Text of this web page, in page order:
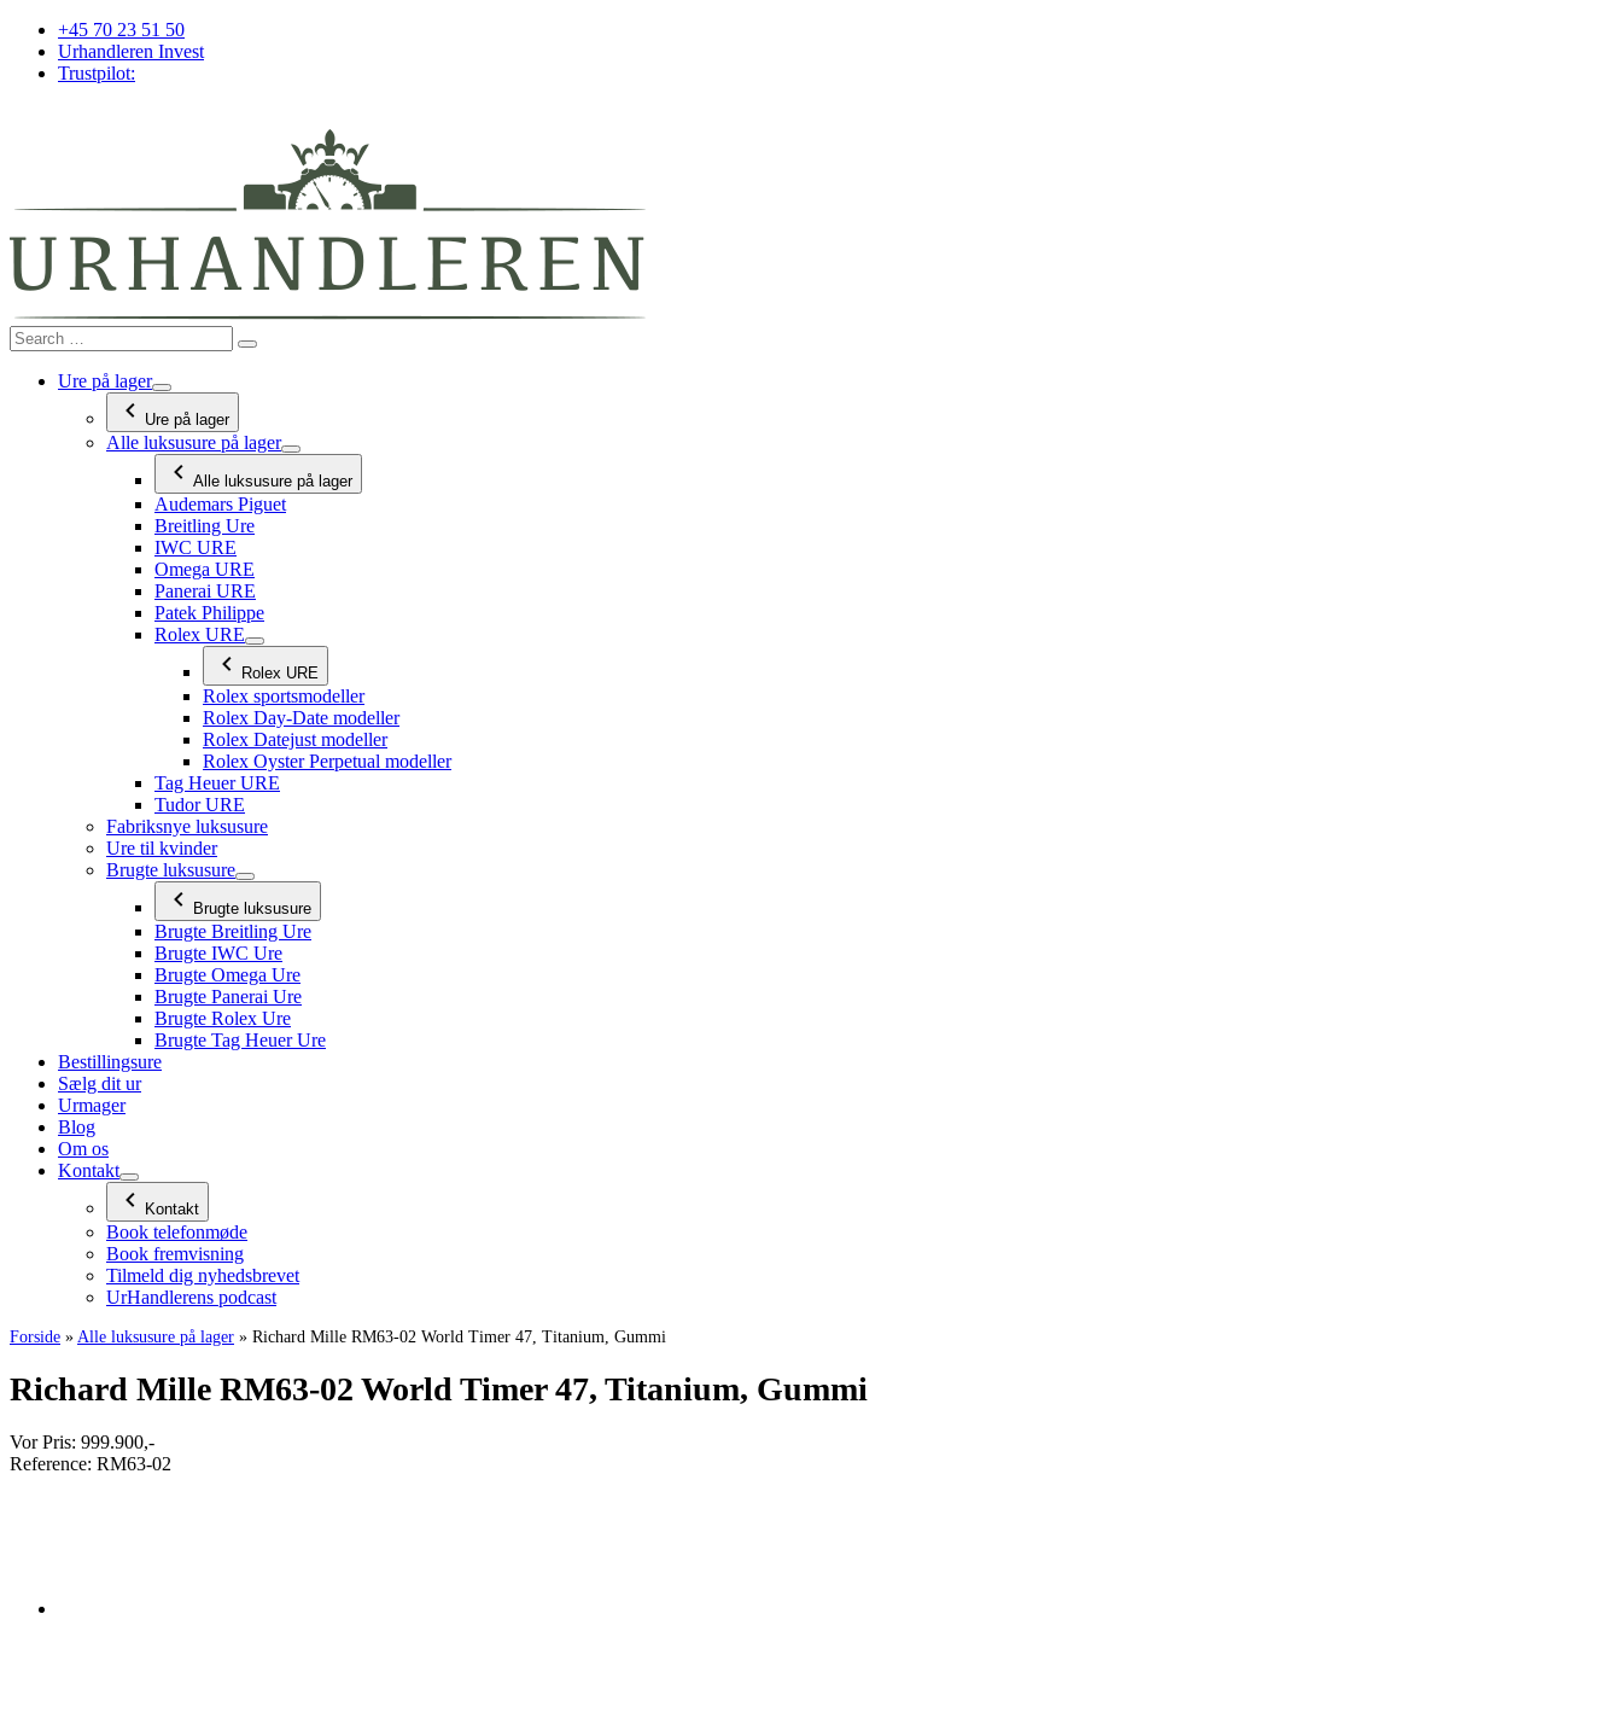
Videre
indhold
+45 70 23 51 50
Urhandleren Invest
Trustpilot:
Ure på lager
Ure på lager
Alle luksusure på lager
Alle luksusure på lager
Audemars Piguet
Breitling Ure
IWC URE
Omega URE
Panerai URE
Patek Philippe
Rolex URE
Rolex URE
Rolex sportsmodeller
Rolex Day-Date modeller
Rolex Datejust modeller
Rolex Oyster Perpetual modeller
Tag Heuer URE
Tudor URE
Fabriksnye luksusure
Ure til kvinder
Brugte luksusure
Brugte luksusure
Brugte Breitling Ure
Brugte IWC Ure
Brugte Omega Ure
Brugte Panerai Ure
Brugte Rolex Ure
Brugte Tag Heuer Ure
Bestillingsure
Sælg dit ur
Urmager
Blog
Om os
Kontakt
Kontakt
Book telefonmøde
Book fremvisning
Tilmeld dig nyhedsbrevet
UrHandlerens podcast
Forside » Alle luksusure på lager » Richard Mille RM63-02 World Timer 47, Titanium, Gummi
Richard Mille RM63-02 World Timer 47, Titanium, Gummi
Vor Pris: 999.900,-
Reference: RM63-02